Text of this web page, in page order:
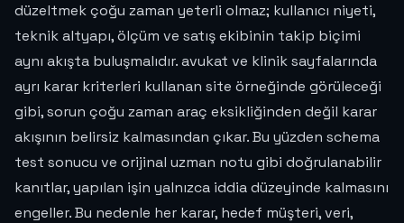
düzeltmek çoğu zaman yeterli olmaz; kullanıcı niyeti,
teknik altyapı, ölçüm ve satış ekibinin takip biçimi
aynı akışta buluşmalıdır. avukat ve klinik sayfalarında
ayrı karar kriterleri kullanan site örneğinde görüleceği
gibi, sorun çoğu zaman araç eksikliğinden değil karar
akışının belirsiz kalmasından çıkar. Bu yüzden schema
test sonucu ve orijinal uzman notu gibi doğrulanabilir
kanıtlar, yapılan işin yalnızca iddia düzeyinde kalmasını
engeller. Bu nedenle her karar, hedef müşteri, veri,